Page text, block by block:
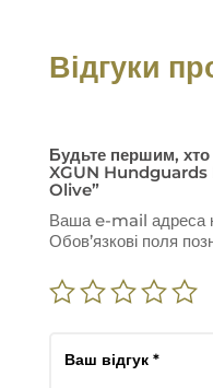
Відгуки
Будьте першим, хто
XGUN Hundguards
Olive”
Ваша e-mail адреса
Обов’язкові поля